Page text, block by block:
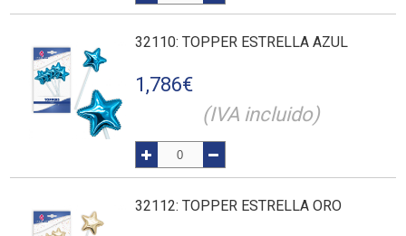
32110: TOPPER ESTRELLA AZUL
1,786€
(IVA incluido)
32112: TOPPER ESTRELLA ORO